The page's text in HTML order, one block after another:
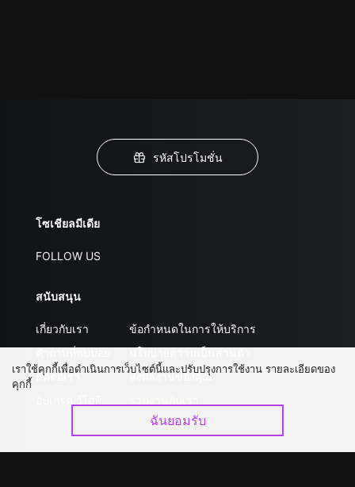
รหัสโปรโมชั่น
โซเชียลมีเดีย
FOLLOW US
สนับสนุน
เกี่ยวกับเรา
ติดต่อเรา
ข้อกำหนดในการให้บริการ
ส่งผลงานของคุณ
เราใช้คุกกี้เพื่อดำเนินการเว็บไซต์นี้และปรับปรุงการใช้งาน รายละเอียดของ
คุกกี้
ฉันยอมรับ